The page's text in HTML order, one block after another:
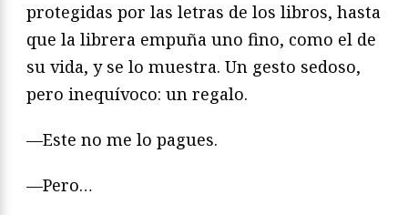
protegidas por las letras de los libros, hasta
que la librera empuña uno fino, como el de
su vida, y se lo muestra. Un gesto sedoso,
pero inequívoco: un regalo.
—Este no me lo pagues.
—Pero…